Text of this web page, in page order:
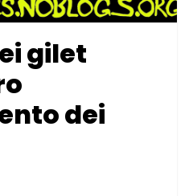
gilet
dei